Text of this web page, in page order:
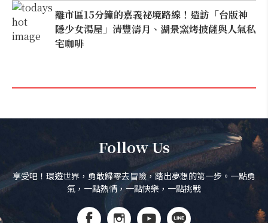
離市區15分鐘的嘉義祕境路線！造訪「台版神
隱少女湯屋」清豐濤月、湖景窯烤披薩與人氣私
宅咖啡
Follow Us
享受吧！環遊世界，勇敢歸零去冒險，踏出夢想的第一步。一點勇
氣，一點熱情，一點快樂，一點挑戰